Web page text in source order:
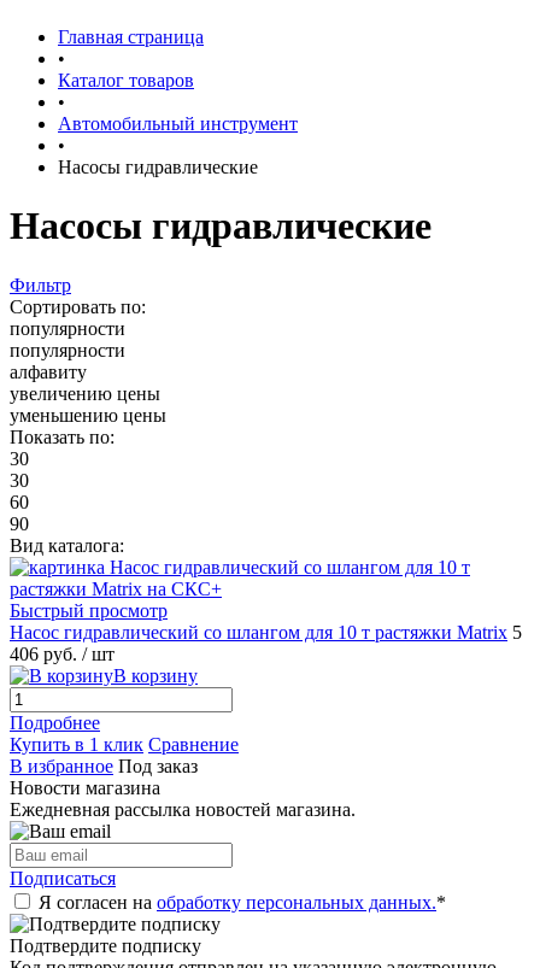
Главная страница
•
Каталог товаров
•
Автомобильный инструмент
•
Насосы гидравлические
Насосы гидравлические
Фильтр
Сортировать по:
популярности
популярности
алфавиту
увеличению цены
уменьшению цены
Показать по:
30
30
60
90
Вид каталога:
Быстрый просмотр
Насос гидравлический со шлангом для 10 т растяжки Matrix 5
406 руб. / шт
В корзину
Подробнее
Купить в 1 клик Сравнение
В избранное Под заказ
Новости магазина
Ежедневная рассылка новостей магазина.
Подписаться
Я согласен на обработку персональных данных.*
Подтвердите подписку